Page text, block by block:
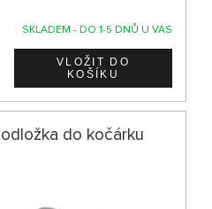
SKLADEM - DO 1-5 DNŮ U VÁS
do kočárku